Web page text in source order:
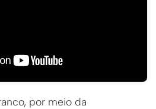
por meio da